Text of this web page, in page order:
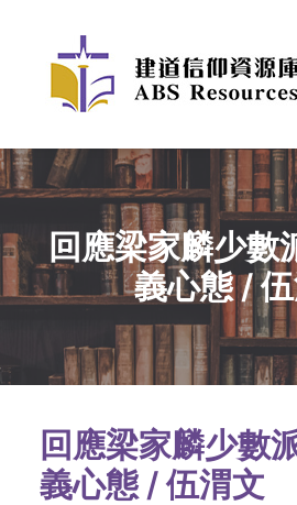
回應梁家麟少數
義心態 /
回應梁家麟少數
義心態 / 伍渭文